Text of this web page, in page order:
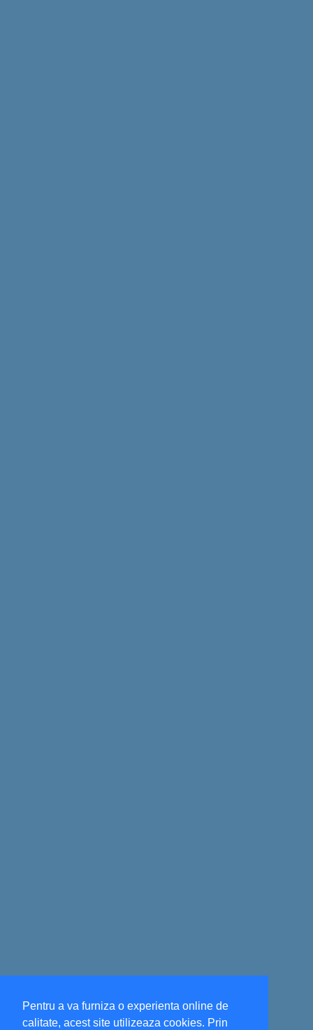
Pentru a va furniza o experienta online de
calitate, acest site utilizeaza cookies. Prin